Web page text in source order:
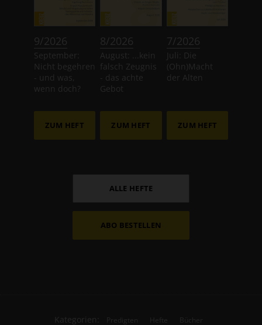
9/2026
September:
Nicht begehren
- und was,
wenn doch?
ZUM HEFT
8/2026
August: ...kein
falsch Zeugnis
- das achte
Gebot
ZUM HEFT
7/2026
Juli: Die
(Ohn)Macht
der Alten
ZUM HEFT
ALLE HEFTE
ABO BESTELLEN
Kategorien: Predigten Hefte Bücher